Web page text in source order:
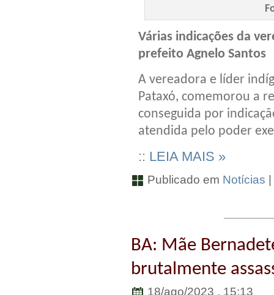
Várias indicações da
prefeito Agnelo Santos
A vereadora e líder
Pataxó, comemorou a
conseguida por
atendida pelo poder
:: LEIA MAIS »
Publicado em Notícias
BA: Mãe
brutalmente
18/ago/2023 . 15:13